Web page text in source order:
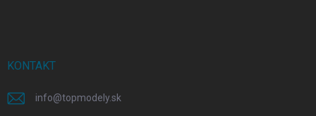
KONTAKT
info@topmodely.sk